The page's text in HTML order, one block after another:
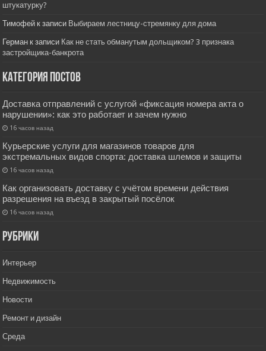
штукатурку?
Тимофей к записи Выбираем лестницу-стремянку для дома
Герман к записи Как не стать обманутым дольщиком? 3 признака
застройщика-банкрота
Категория постов
Доставка отправлений с услугой «фиксация номера акта о
нарушении»: как это работает и зачем нужно
16 часов назад
Курьерские услуги для магазинов товаров для
экстремальных видов спорта: доставка шлемов и защиты
16 часов назад
Как организовать доставку с учётом времени действия
разрешения на въезд в закрытый посёлок
16 часов назад
РУбрики
Интерьер
Недвижимость
Новости
Ремонт и дизайн
Среда